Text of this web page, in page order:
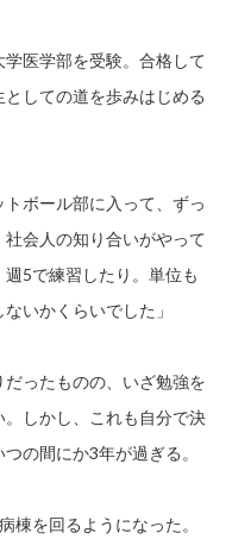
医学部を受験。合格して
しての道を歩みはじめる
トボール部に入って、ずっ
会人の知り合いがやって
5で練習したり。単位も
いかくらいでした」
ったものの、いざ勉強を
しかし、これも自分で決
の間にか3年が過ぎる。
棟を回るようになった。